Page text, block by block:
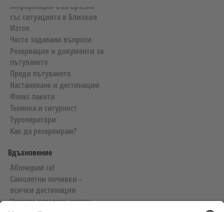
Информация във връзка
със ситуацията в Близкия
Изток
Често задавани въпроси
Резервация и документи за
пътуването
Преди пътуването
Настаняване и дестинации
Флекс пакети
Техника и сигурност
Туроператори
Как да резервирам?
Вдъхновение
Абонирам се!
Самолетни почивки -
всички дестинации
Нашите хотелски марки